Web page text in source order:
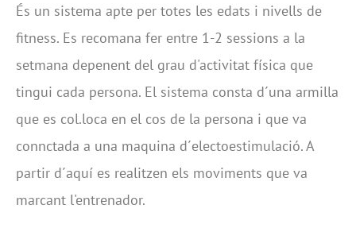
És un sistema apte per totes les edats i nivells de
fitness. Es recomana fer entre 1-2 sessions a la
setmana depenent del grau d'activitat física que
tingui cada persona. El sistema consta d´una armilla
que es col.loca en el cos de la persona i que va
connctada a una maquina d´electoestimulació. A
partir d´aquí es realitzen els moviments que va
marcant l'entrenador.